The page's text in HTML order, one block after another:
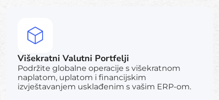
Višekratni Valutni Portfelji
Podržite globalne operacije s višekratnom
naplatom, uplatom i financijskim
izvještavanjem usklađenim s vašim ERP-om.